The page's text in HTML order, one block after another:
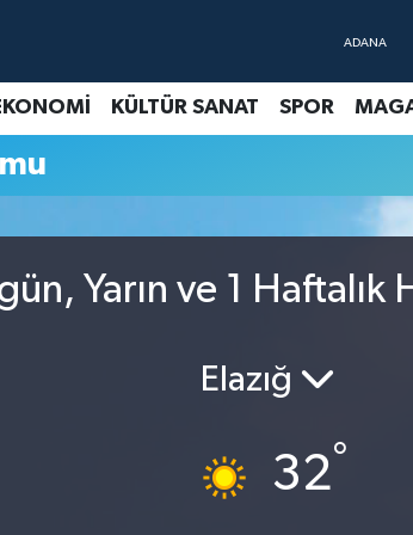
KÜLTÜR SANAT SPOR
Yarın ve 1
Elazığ
32°